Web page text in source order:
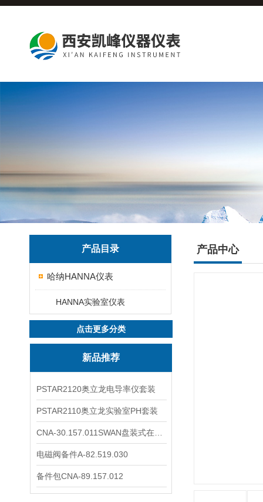
产品目录
哈纳HANNA仪表
HANNA实验室仪表
点击更多分类
新品推荐
PSTAR2120奥立龙电导率仪套装
PSTAR2110奥立龙实验室PH套装
电磁阀备件A-82.519.030
备件包CNA-89.157.012
产品中心